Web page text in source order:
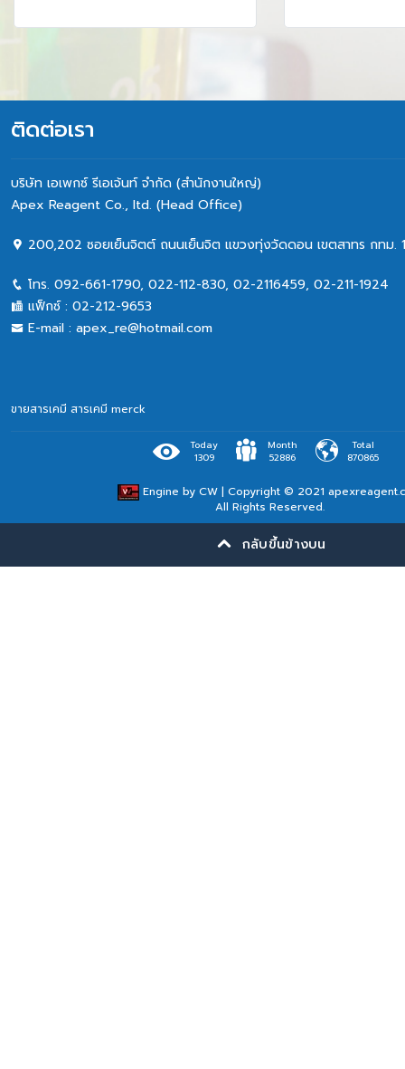
ติดต่อเรา
บริษัท เอเพกซ์ รีเอเจ้นท์ จำกัด (สำนักงานใหญ่)
Apex Reagent Co., Itd. (Head Office)
200,202 ซอยเย็นจิตต์ ถนนเย็นจิต แขวงทุ่งวัดดอน เขตสาทร กทม.
โทร. 092-661-1790, 022-112-830, 02-2116459, 02-211-1924
แฟ็กซ์ : 02-212-9653
E-mail : apex_re@hotmail.com
ขายสารเคมี สารเคมี merck
Engine by CW| Copyright © 2021
All Rights Reserved.
Today
1309
Month
52886
Total
870865
กลับขึ้นข้างบน